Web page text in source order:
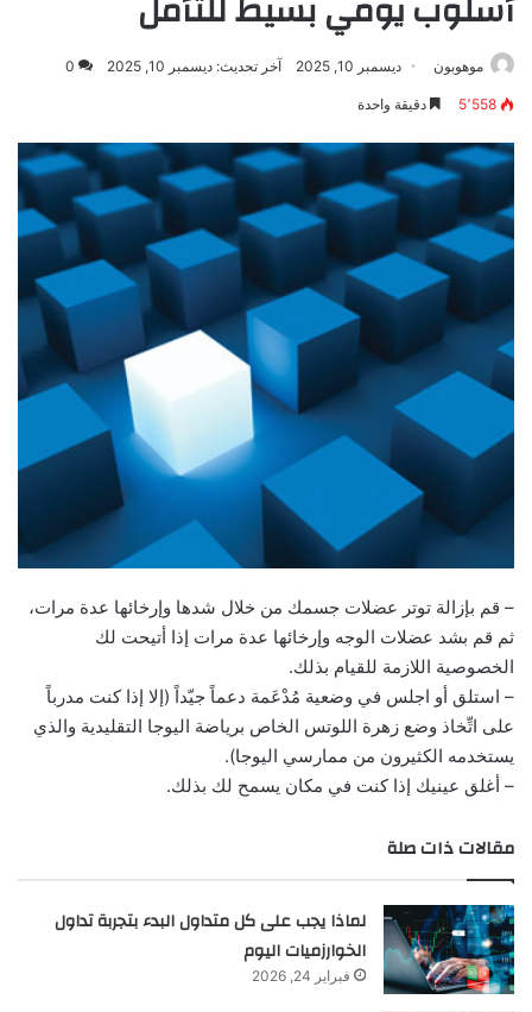
موهوبون ديسمبر 10, 2025 آخر تحديث: ديسمبر 10, 2025 0
5٬558 دقيقة واحدة
– قم بإزالة توتر عضلات جسمك من خلال شدها وإرخائها عدة مرات،
ثم قم بشد عضلات الوجه وإرخائها عدة مرات إذا أتيحت لك
الخصوصية اللازمة للقيام بذلك.
– استلق أو اجلس في وضعية مُدْعَمة دعماً جيّداً (إلا إذا كنت مدرباً
على اتِّخاذ وضع زهرة اللوتس الخاص برياضة اليوجا التقليدية والذي
يستخدمه الكثيرون من ممارسي اليوجا).
– أغلق عينيك إذا كنت في مكان يسمح لك بذلك.
مقالات ذات صلة
لماذا يجب على كل متداول البدء بتجربة تداول
الخوارزميات اليوم
فبراير 24, 2026